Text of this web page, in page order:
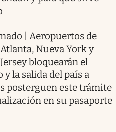
| Aeropuertos de
Nueva York y
bloquearán el
y la salida del país a
posterguen este trámite
en su pasaporte